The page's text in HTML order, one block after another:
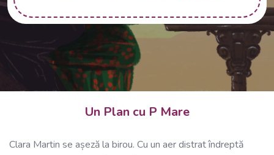
Un Plan cu P Mare
Clara Martin se așeză la birou. Cu un aer distrat îndreptă